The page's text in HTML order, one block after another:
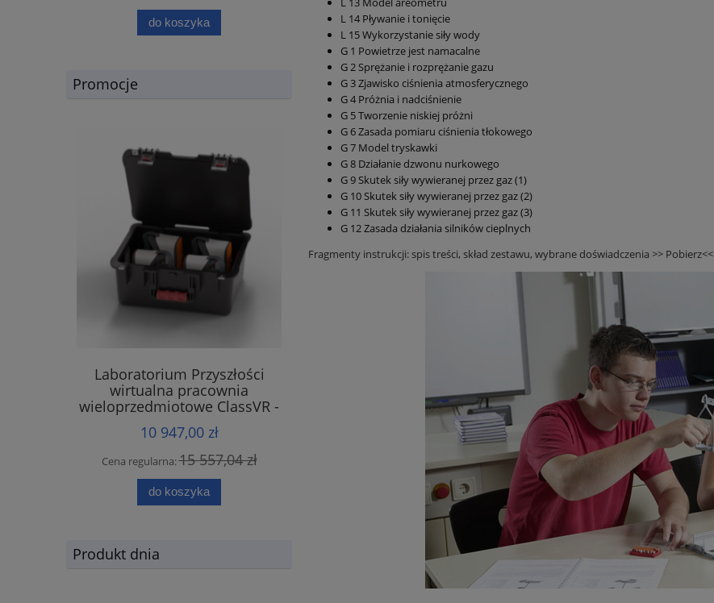
do koszyka
Promocje
Laboratorium Przyszłości
wirtualna pracownia
wieloprzedmiotowe ClassVR -
zestaw 4 sztuk gogle Premium
10 947,00 zł
Cena regularna:15 557,04 zł
do koszyka
Produkt dnia
L 14 Pływanie i tonięcie
L 15 Wykorzystanie siły wody
G 1 Powietrze jest namacalne
G 2 Sprężanie i rozprężanie gazu
G 3 Zjawisko ciśnienia atmosferycznego
G 4 Próżnia i nadciśnienie
G 5 Tworzenie niskiej próżni
G 6 Zasada pomiaru ciśnienia tłokowego
G 7 Model tryskawki
G 8 Działanie dzwonu nurkowego
G 9 Skutek siły wywieranej przez gaz (1)
G 10 Skutek siły wywieranej przez gaz (2)
G 11 Skutek siły wywieranej przez gaz (3)
G 12 Zasada działania silników cieplnych
Fragmenty instrukcji: spis treści, skład zestawu, wybrane doświadczenia >> Pobierz<<